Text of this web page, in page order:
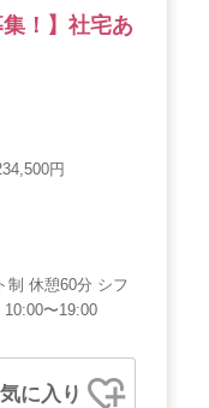
！】社宅あ
円
制 休憩60分 シフ
10:00〜19:00
に入り